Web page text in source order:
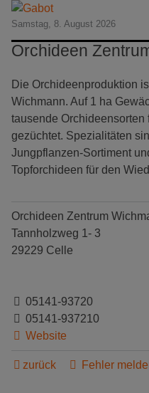
Samstag, 8. August 2026
Orchideen
Die Orchideenproduktion
Wichmann. Auf 1 ha
tausende Orchideensorten
gezüchtet. Spezialitäten
Jungpflanzen-Sortiment
Topforchideen für den
Orchideen Zentrum
Tannholzweg 1- 3
29229 Celle
05141-93720
05141-937210
Website
zurück Fehler